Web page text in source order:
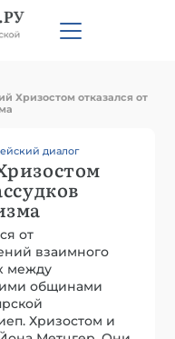
Хризостом отказался от
диалог
от
взаимного
между
общинами
Хризостом и